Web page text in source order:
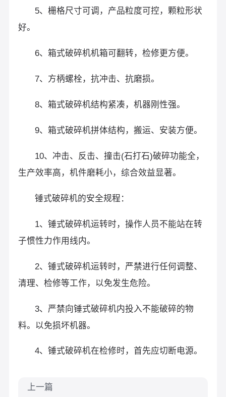
5、栅格尺寸可调，产品粒度可控，颗粒形状
好。
6、箱式破碎机机箱可翻转，检修更方便。
7、方柄螺栓，抗冲击、抗磨损。
8、箱式破碎机结构紧凑，机器刚性强。
9、箱式破碎机拼体结构，搬运、安装方便。
10、冲击、反击、撞击(石打石)破碎功能全，
生产效率高，机件磨耗小，综合效益显著。
锤式破碎机的安全规程：
1、锤式破碎机运转时，操作人员不能站在转
子惯性力作用线内。
2、锤式破碎机运转时，严禁进行任何调整、
清理、检修等工作，以免发生危险。
3、严禁向锤式破碎机内投入不能破碎的物
料。以免损坏机器。
4、锤式破碎机在检修时，首先应切断电源。
上一篇